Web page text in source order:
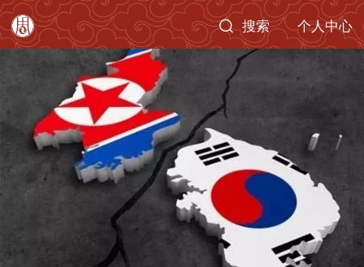
搜索 个人中心